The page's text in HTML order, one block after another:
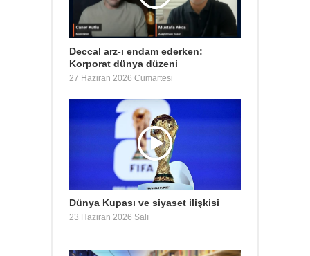
Deccal arz-ı endam ederken:
Korporat dünya düzeni
27 Haziran 2026 Cumartesi
Dünya Kupası ve siyaset ilişkisi
23 Haziran 2026 Salı